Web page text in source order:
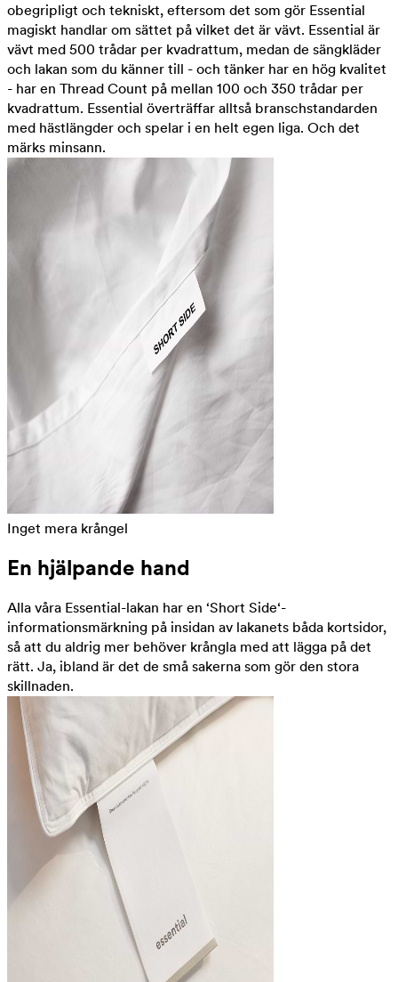
obegripligt och tekniskt, eftersom det som gör Essential
magiskt handlar om sättet på vilket det är vävt. Essential är
vävt med 500 trådar per kvadrattum, medan de sängkläder
och lakan som du känner till - och tänker har en hög kvalitet
- har en Thread Count på mellan 100 och 350 trådar per
kvadrattum. Essential överträffar alltså branschstandarden
med hästlängder och spelar i en helt egen liga. Och det
märks minsann.
Inget mera krångel
En hjälpande hand
Alla våra Essential-lakan har en ‘Short Side‘-
informationsmärkning på insidan av lakanets båda kortsidor,
så att du aldrig mer behöver krångla med att lägga på det
rätt. Ja, ibland är det de små sakerna som gör den stora
skillnaden.